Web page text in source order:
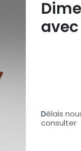
Délais
consulter